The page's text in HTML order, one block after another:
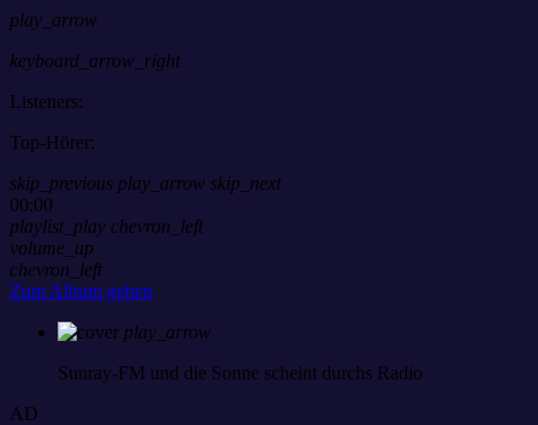
play_arrow
keyboard_arrow_right
Listeners:
Top-Hörer:
skip_previous play_arrow skip_next
00:00
playlist_play chevron_left
volume_up
chevron_left
Zum Album gehen
play_arrow
Sunray-FM und die Sonne scheint durchs Radio
AD